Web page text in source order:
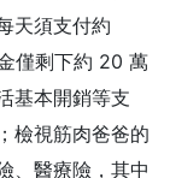
天須支付約
僅剩下約 20 萬
基本開銷等支
檢視筋肉爸爸的
、醫療險，其中